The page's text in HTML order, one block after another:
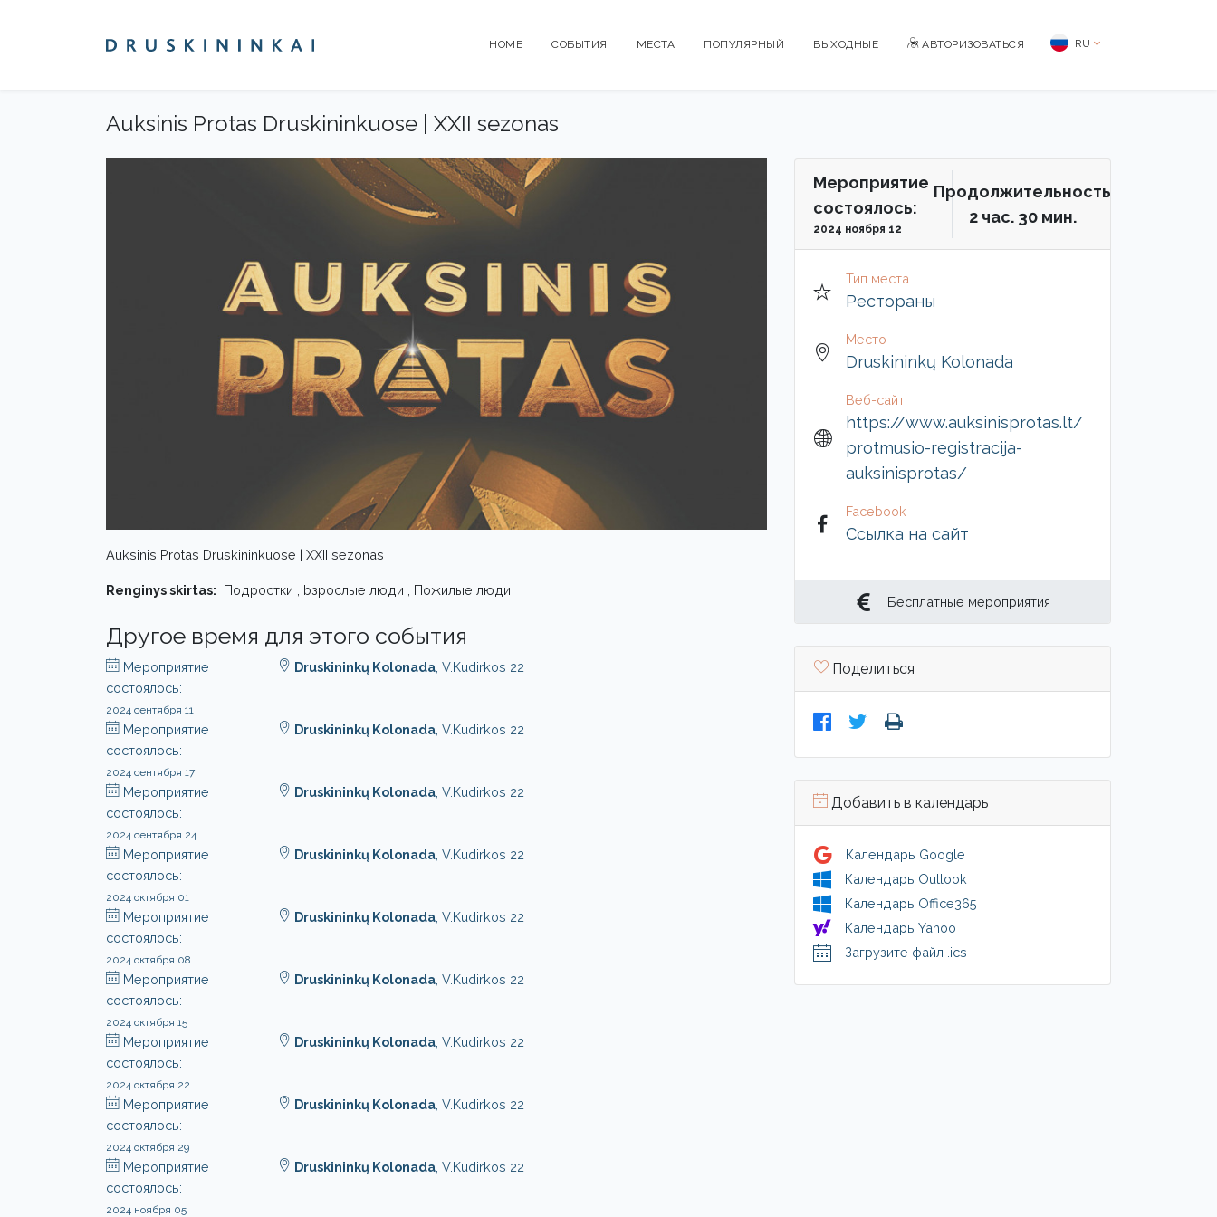
HOME СОБЫТИЯ МЕСТА ПОПУЛЯРНЫЙ BЫХОДНЫЕ АВТОРИЗОВАТЬСЯ RU
Auksinis Protas Druskininkuose | XXII sezonas
Auksinis Protas Druskininkuose | XXII sezonas
Renginys skirtas: Подростки , bзрослые люди , Пожилые люди
Другое время для этого события
Мероприятие
состоялось:
2024 сентября 11
Druskininkų Kolonada, V.Kudirkos 22
Мероприятие
состоялось:
2024 сентября 17
Druskininkų Kolonada, V.Kudirkos 22
Мероприятие
состоялось:
2024 сентября 24
Druskininkų Kolonada, V.Kudirkos 22
Мероприятие
состоялось:
2024 октября 01
Druskininkų Kolonada, V.Kudirkos 22
Мероприятие
состоялось:
2024 октября 08
Druskininkų Kolonada, V.Kudirkos 22
Мероприятие
состоялось:
2024 октября 15
Druskininkų Kolonada, V.Kudirkos 22
Мероприятие
состоялось:
2024 октября 22
Druskininkų Kolonada, V.Kudirkos 22
Мероприятие
состоялось:
2024 октября 29
Druskininkų Kolonada, V.Kudirkos 22
Мероприятие
состоялось:
2024 ноября 05
Druskininkų Kolonada, V.Kudirkos 22
Мероприятие
состоялось:
2024 ноября 12
Продолжительность
2 чac. 30 мин.
Тип места
Рестораны
Место
Druskininkų Kolonada
Веб-сайт
https://www.auksinisprotas.lt/
protmusio-registracija-
auksinisprotas/
Facebook
Ссылка на сайт
Бесплатные мероприятия
Поделиться
Добавить в календарь
Календарь Google
Календарь Outlook
Календарь Office365
Календарь Yahoo
Загрузите файл .ics